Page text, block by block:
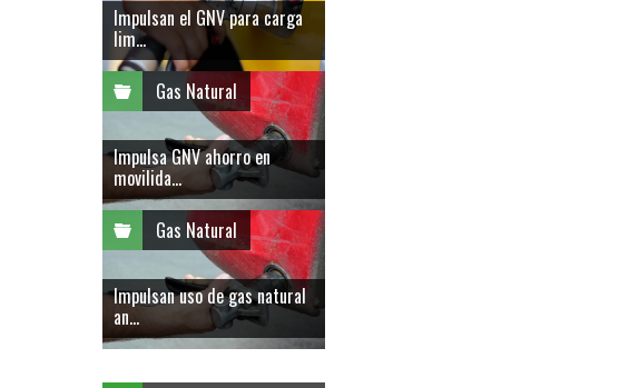
Impulsan el GNV para carga
lim...
Gas Natural
Impulsa GNV ahorro en
movilida...
Gas Natural
Impulsan uso de gas natural
an...